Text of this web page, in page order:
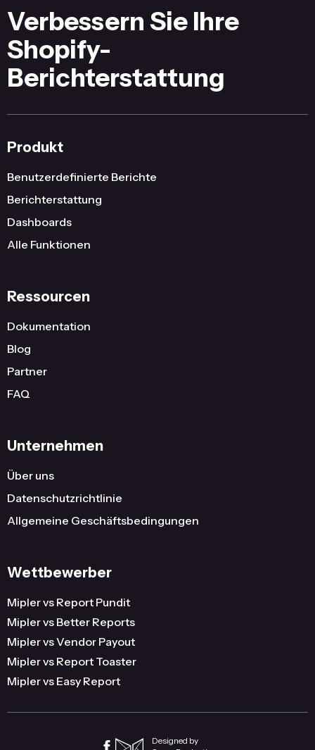
Verbessern Sie Ihre
Shopify-
Berichterstattung
Produkt
Benutzerdefinierte Berichte
Berichterstattung
Dashboards
Alle Funktionen
Ressourcen
Dokumentation
Blog
Partner
FAQ
Unternehmen
Über uns
Datenschutzrichtlinie
Allgemeine Geschäftsbedingungen
Wettbewerber
Mipler vs Report Pundit
Mipler vs Better Reports
Mipler vs Vendor Payout
Mipler vs Report Toaster
Mipler vs Easy Report
Designed by